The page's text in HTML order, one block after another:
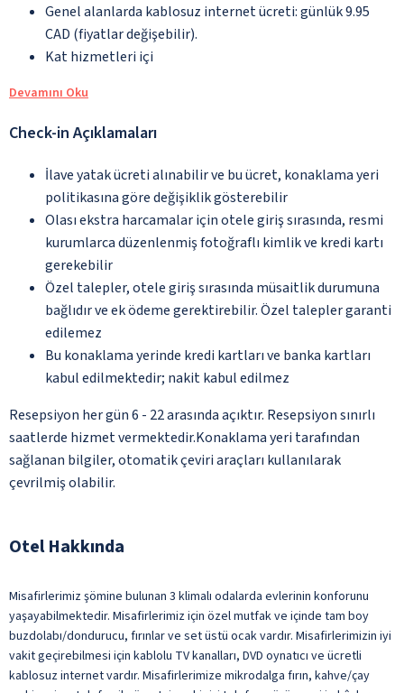
Genel alanlarda kablosuz internet ücreti: günlük 9.95
CAD (fiyatlar değişebilir).
Kat hizmetleri içi
Devamını Oku
Check-in Açıklamaları
İlave yatak ücreti alınabilir ve bu ücret, konaklama yeri
politikasına göre değişiklik gösterebilir
Olası ekstra harcamalar için otele giriş sırasında, resmi
kurumlarca düzenlenmiş fotoğraflı kimlik ve kredi kartı
gerekebilir
Özel talepler, otele giriş sırasında müsaitlik durumuna
bağlıdır ve ek ödeme gerektirebilir. Özel talepler garanti
edilemez
Bu konaklama yerinde kredi kartları ve banka kartları
kabul edilmektedir; nakit kabul edilmez
Resepsiyon her gün 6 - 22 arasında açıktır. Resepsiyon sınırlı
saatlerde hizmet vermektedir.Konaklama yeri tarafından
sağlanan bilgiler, otomatik çeviri araçları kullanılarak
çevrilmiş olabilir.
Otel Hakkında
Misafirlerimiz şömine bulunan 3 klimalı odalarda evlerinin konforunu
yaşayabilmektedir. Misafirlerimiz için özel mutfak ve içinde tam boy
buzdolabı/dondurucu, fırınlar ve set üstü ocak vardır. Misafirlerimizin iyi
vakit geçirebilmesi için kablolu TV kanalları, DVD oynatıcı ve ücretli
kablosuz internet vardır. Misafirlerimize mikrodalga fırın, kahve/çay